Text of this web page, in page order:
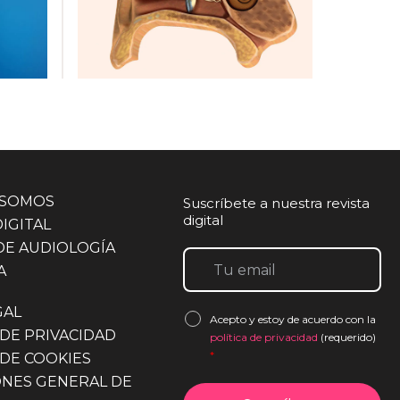
AUDIOLOGÍA
PRIVACIDAD
COOKIES
GENERAL DE
Suscríbete a nuestra revista
digital
Acepto y estoy de acuerdo con la
política de privacidad (requerido)
*